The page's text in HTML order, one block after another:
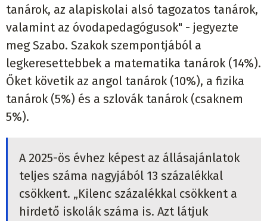
tanárok, az alapiskolai alsó tagozatos tanárok,
valamint az óvodapedagógusok" - jegyezte
meg Szabo. Szakok szempontjából a
legkeresettebbek a matematika tanárok (14%).
Őket követik az angol tanárok (10%), a fizika
tanárok (5%) és a szlovák tanárok (csaknem
5%).
A 2025-ös évhez képest az állásajánlatok
teljes száma nagyjából 13 százalékkal
csökkent. „Kilenc százalékkal csökkent a
hirdető iskolák száma is. Azt látjuk